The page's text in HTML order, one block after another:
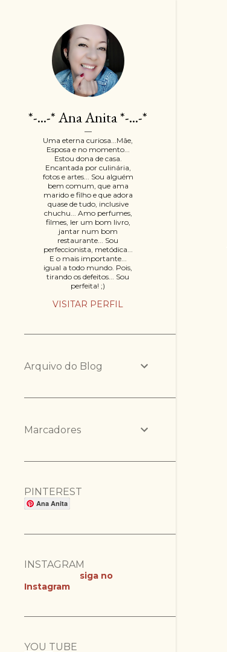
*-...-* Ana Anita *-...-*
Uma eterna curiosa...Mãe,
Esposa e no momento...
Estou dona de casa.
Encantada por culinária,
fotos e artes... Sou alguém
bem comum, que ama
marido e filho e que adora
quase de tudo, inclusive
chuchu... Amo perfumes,
filmes, ler um bom livro,
jantar num bom
restaurante... Sou
perfeccionista, metódica...
E o mais importante...
igual a todo mundo. Pois,
tirando os defeitos... Sou
perfeita! ;)
VISITAR PERFIL
Arquivo do Blog
Marcadores
PINTEREST
Ana Anita
INSTAGRAM
siga no
Instagram
YOU TUBE